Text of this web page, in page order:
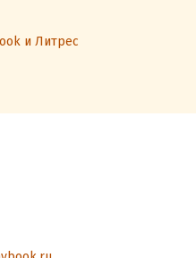
и Литрес